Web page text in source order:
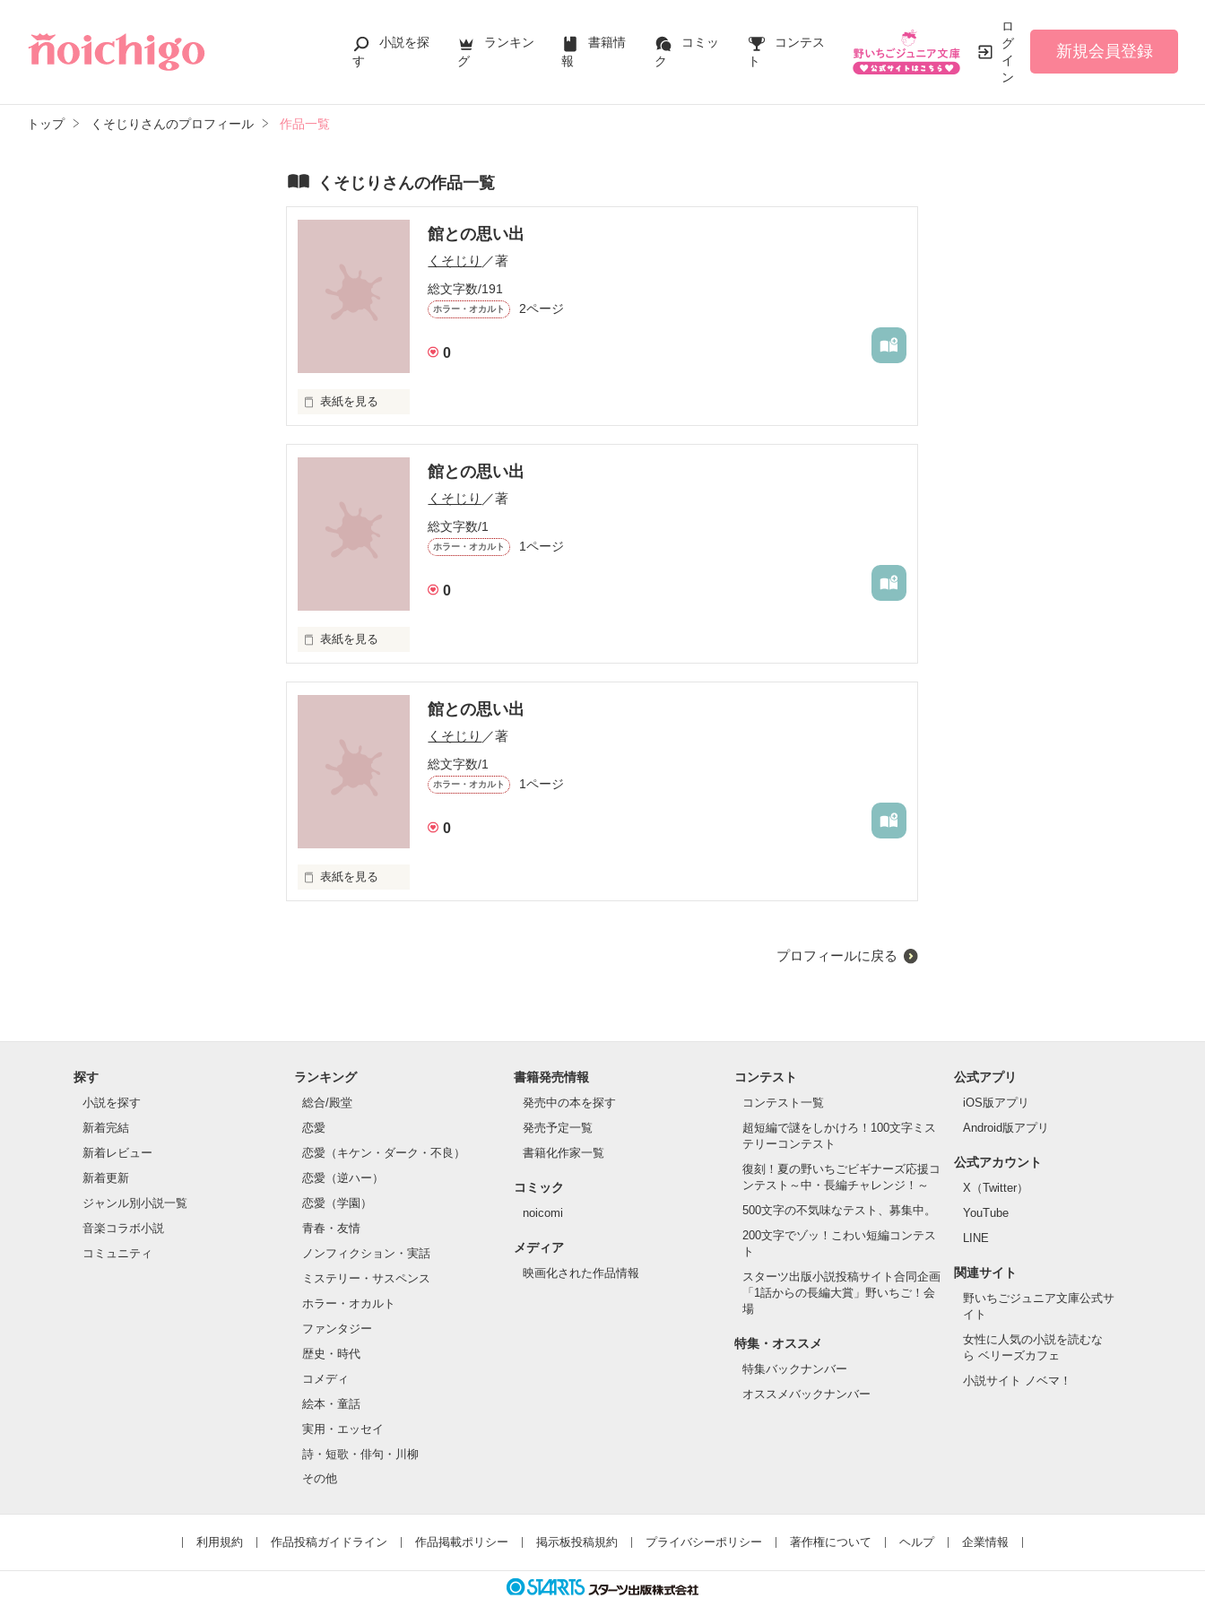
小説を探
す
ランキン
グ
書籍情
報
コミッ
ク
コンテス
ト
ロ
グ
イ
ン
新規会員登録
トップ くそじりさんのプロフィール 作品一覧
くそじりさんの作品一覧
館との思い出
くそじり ／著
総文字数/191
ホラー・オカルト 2ページ
0
表紙を見る
館との思い出
くそじり ／著
総文字数/1
ホラー・オカルト 1ページ
0
表紙を見る
館との思い出
くそじり ／著
総文字数/1
ホラー・オカルト 1ページ
0
表紙を見る
プロフィールに戻る
探す
小説を探す
新着完結
新着レビュー
新着更新
ジャンル別小説一覧
音楽コラボ小説
コミュニティ
ランキング
総合/殿堂
恋愛
恋愛（キケン・ダーク・不良）
恋愛（逆ハー）
恋愛（学園）
青春・友情
ノンフィクション・実話
ミステリー・サスペンス
ホラー・オカルト
ファンタジー
歴史・時代
コメディ
絵本・童話
実用・エッセイ
詩・短歌・俳句・川柳
その他
書籍発売情報
発売中の本を探す
発売予定一覧
書籍化作家一覧
コミック
noicomi
メディア
映画化された作品情報
コンテスト
コンテスト一覧
超短編で謎をしかけろ！100文字ミス
テリーコンテスト
復刻！夏の野いちごビギナーズ応援コ
ンテスト～中・長編チャレンジ！～
500文字の不気味なテスト、募集中。
200文字でゾッ！こわい短編コンテス
ト
スターツ出版小説投稿サイト合同企画
「1話からの長編大賞」野いちご！会
場
特集・オススメ
特集バックナンバー
オススメバックナンバー
公式アプリ
iOS版アプリ
Android版アプリ
公式アカウント
X（Twitter）
YouTube
LINE
関連サイト
野いちごジュニア文庫公式サ
イト
女性に人気の小説を読むな
ら ベリーズカフェ
小説サイト ノベマ！
利用規約 作品投稿ガイドライン 作品掲載ポリシー 掲示板投稿規約 プライバシーポリシー 著作権について ヘルプ 企業情報